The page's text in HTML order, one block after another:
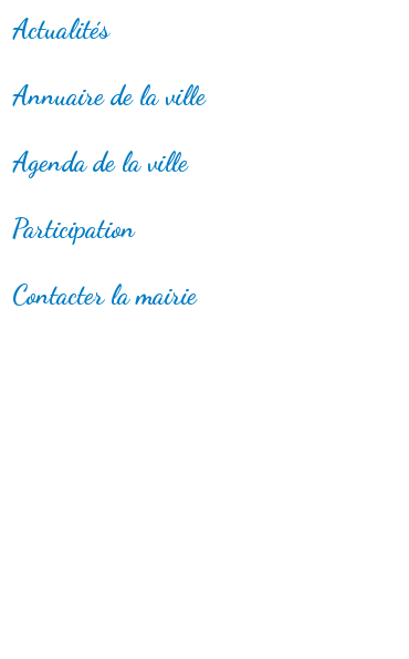
Actualités
Annuaire de la ville
Agenda de la ville
Participation
Contacter la mairie